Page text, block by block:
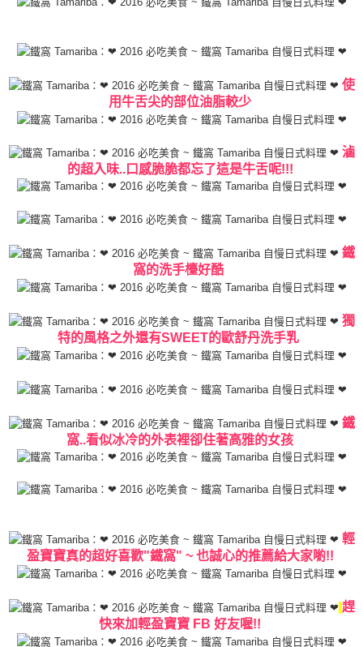
使
用牛舌尖的部位油脂較少
滷
的超入味..口感脆脆都忘了這是牛舌呢!!!
鐵
窩的洗手檯好酷
獨
特的風格之外還有SWEET的歐舒丹洗手乳
鐵
窩..看似冰冷的外表裡卻住著高雅的女孩
輕
盈寶寶真的超好喜歡"鐵窩" ~ 也誠心的推薦給大家喲!!
趕
快來加輕盈寶寶 FB 好友喔!!